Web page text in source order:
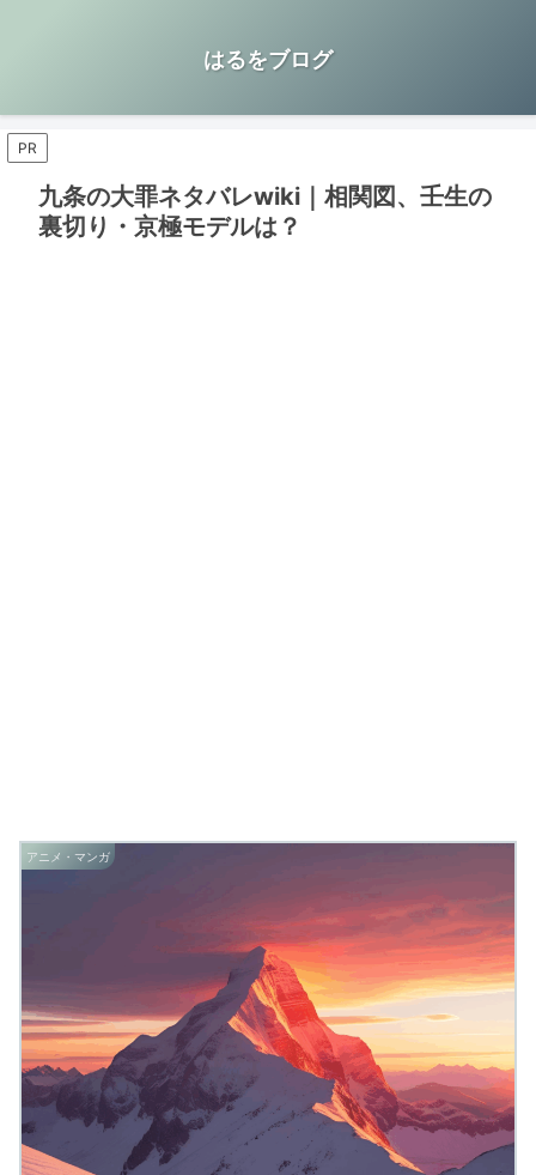
はるをブログ
PR
九条の大罪ネタバレwiki｜相関図、壬生の
裏切り・京極モデルは？
アニメ・マンガ